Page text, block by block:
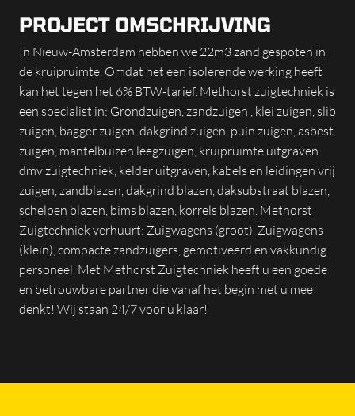
PROJECT OMSCHRIJVING
In Nieuw-Amsterdam hebben we 22m3 zand gespoten in
de kruipruimte. Omdat het een isolerende werking heeft
kan het tegen het 6% BTW-tarief. Methorst zuigtechniek is
een specialist in: Grondzuigen, zandzuigen , klei zuigen, slib
zuigen, bagger zuigen, dakgrind zuigen, puin zuigen, asbest
zuigen, mantelbuizen leegzuigen, kruipruimte uitgraven
dmv zuigtechniek, kelder uitgraven, kabels en leidingen vrij
zuigen, zandblazen, dakgrind blazen, daksubstraat blazen,
schelpen blazen, bims blazen, korrels blazen. Methorst
Zuigtechniek verhuurt: Zuigwagens (groot), Zuigwagens
(klein), compacte zandzuigers, gemotiveerd en vakkundig
personeel. Met Methorst Zuigtechniek heeft u een goede
en betrouwbare partner die vanaf het begin met u mee
denkt! Wij staan 24/7 voor u klaar!